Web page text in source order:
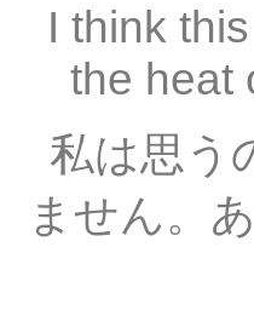
I think
the heat
私は思う
ません。